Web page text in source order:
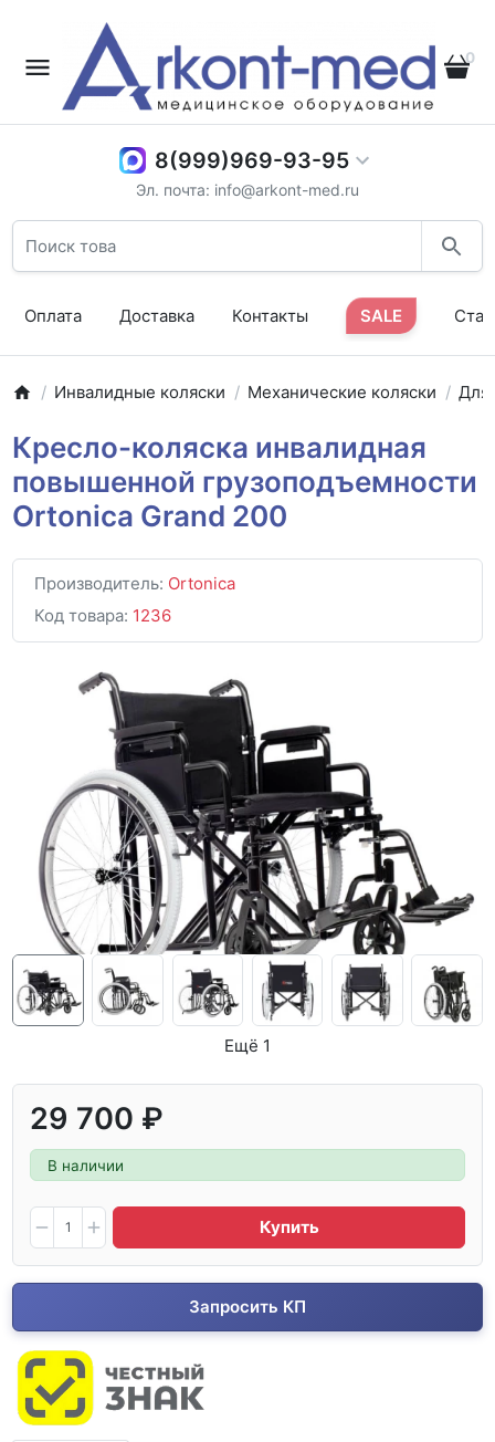
0
8(999)969-93-95
Эл. почта: info@arkont-med.ru
Оплата Доставка Контакты SALE
Инвалидные коляски Механические коляски Для
Кресло-коляска инвалидная
повышенной грузоподъемности
Ortonica Grand 200
Производитель: Ortonica
Код товара: 1236
Ещё 1
29 700 ₽
В наличии
Купить
Запросить КП